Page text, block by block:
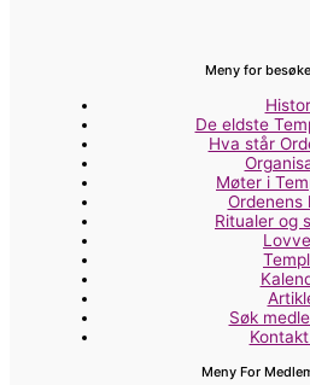
Meny for
De eldste
Hva står
Møter i
Ordenens
Ritualer og
Søk
Meny For